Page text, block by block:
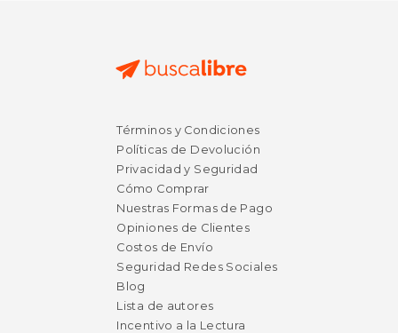
Términos y Condiciones
Políticas de Devolución
Privacidad y Seguridad
Cómo Comprar
Nuestras Formas de Pago
Opiniones de Clientes
Costos de Envío
Seguridad Redes Sociales
Blog
Lista de autores
Incentivo a la Lectura